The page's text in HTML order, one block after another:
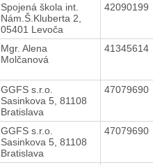
Spojená škola int.
Nám.Š.Kluberta 2,
05401 Levoča
42090199
Mgr. Alena
Molčanová
41345614
GGFS s.r.o.
Sasinkova 5, 81108
Bratislava
47079690
GGFS s.r.o.
Sasinkova 5, 81108
Bratislava
47079690